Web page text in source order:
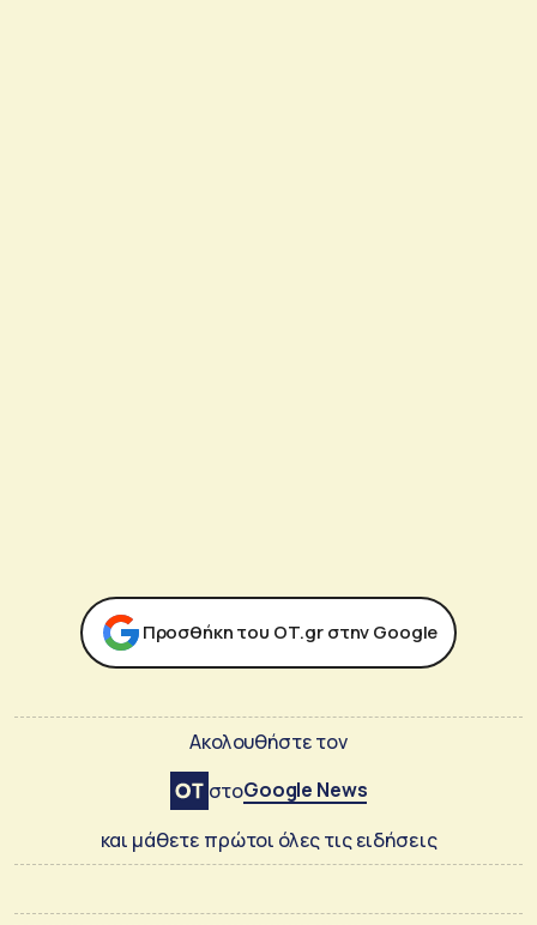
Προσθήκη του ΟΤ.gr στην Google
Ακολουθήστε τον
στοGoogle News
και μάθετε πρώτοι όλες τις ειδήσεις